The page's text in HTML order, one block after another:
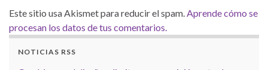
Este sitio usa Akismet para reducir el spam.Aprende cómo se
procesan los datos de tus comentarios.
NOTICIAS RSS